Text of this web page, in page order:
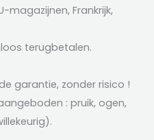
magazijnen, Frankrijk,
terugbetalen.
garantie, zonder risico !
: pruik, ogen,